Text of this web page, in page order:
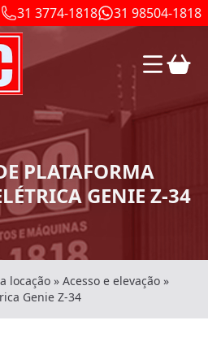
31 3774-1818 31 98504-1818
PLATAFORMA
GENIE Z-34
locação » Acesso e elevação »
Genie Z-34